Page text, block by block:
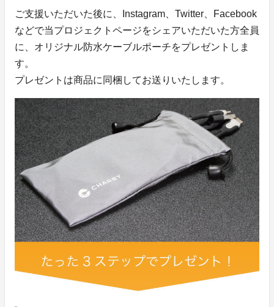
ご支援いただいた後に、Instagram、Twitter、Facebook
などで当プロジェクトページをシェアいただいた方全員
に、オリジナル防水ケーブルポーチをプレゼントしま
す。
プレゼントは商品に同梱してお送りいたします。